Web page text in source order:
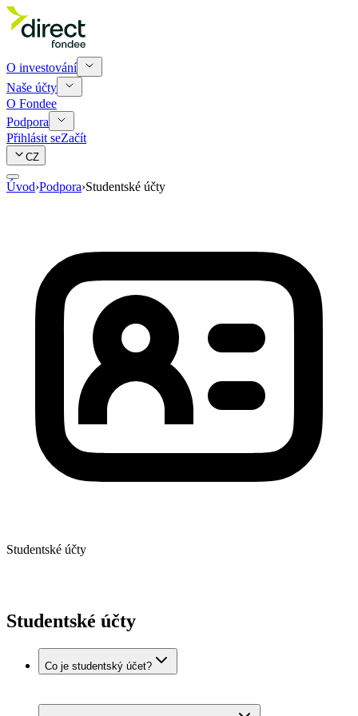
O investování
Naše účty
O Fondee
Podpora
Přihlásit seZačít
CZ
Úvod›Podpora›Studentské účty
Studentské účty
Studentské účty
Co je studentský účet?
let, kteří mají platné potvrzení o studiu nebo ISIC. Potvrzení o